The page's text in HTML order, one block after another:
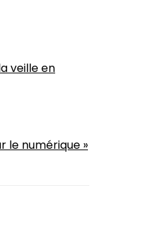
veille en
le numérique »